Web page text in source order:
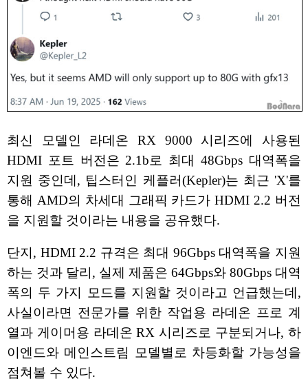
최신 모델인 라데온 RX 9000 시리즈에 사용된
HDMI 포트 버전은 2.1b로 최대 48Gbps 대역폭을
지원 중인데, 팁스터인 케플러(Kepler)는 최근 'X'를
통해 AMD의 차세대 그래픽 카드가 HDMI 2.2 버전
을 지원할 것이라는 내용을 공유했다.
단지, HDMI 2.2 규격은 최대 96Gbps 대역폭을 지원
하는 것과 달리, 실제 제품은 64Gbps와 80Gbps 대역
폭의 두 가지 모드를 지원할 것이라고 언급했는데,
사실이라면 전문가를 위한 작업용 라데온 프로 계
열과 게이머용 라데온 RX 시리즈로 구분되거나, 하
이엔드와 메인스트림 모델별로 차등화할 가능성을
점쳐볼 수 있다.